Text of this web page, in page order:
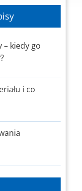
– kiedy go
i co